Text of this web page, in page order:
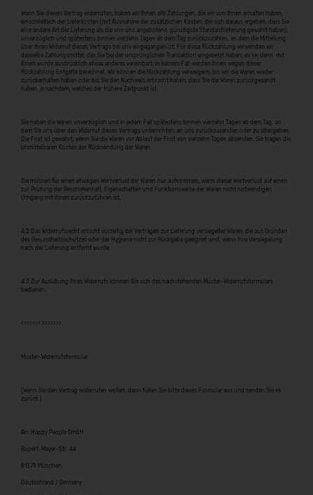
Wenn Sie diesen Vertrag widerrufen, haben wir Ihnen alle Zahlungen, die wir von Ihnen erhalten haben,
einschließlich der Lieferkosten (mit Ausnahme der zusätzlichen Kosten, die sich daraus ergeben, dass Sie
eine andere Art der Lieferung als die von uns angebotene, günstigste Standardlieferung gewählt haben),
unverzüglich und spätestens binnen vierzehn Tagen ab dem Tag zurückzuzahlen, an dem die Mitteilung
über Ihren Widerruf dieses Vertrags bei uns eingegangen ist. Für diese Rückzahlung verwenden wir
dasselbe Zahlungsmittel, das Sie bei der ursprünglichen Transaktion eingesetzt haben, es sei denn, mit
Ihnen wurde ausdrücklich etwas anderes vereinbart; in keinem Fall werden Ihnen wegen dieser
Rückzahlung Entgelte berechnet. Wir können die Rückzahlung verweigern, bis wir die Waren wieder
zurückerhalten haben oder bis Sie den Nachweis erbracht haben, dass Sie die Waren zurückgesandt
haben, je nachdem, welches der frühere Zeitpunkt ist.
Sie haben die Waren unverzüglich und in jedem Fall spätestens binnen vierzehn Tagen ab dem Tag, an
dem Sie uns über den Widerruf dieses Vertrags unterrichten, an uns zurückzusenden oder zu übergeben.
Die Frist ist gewahrt, wenn Sie die Waren vor Ablauf der Frist von vierzehn Tagen absenden. Sie tragen die
unmittelbaren Kosten der Rücksendung der Waren.
Sie müssen für einen etwaigen Wertverlust der Waren nur aufkommen, wenn dieser Wertverlust auf einen
zur Prüfung der Beschaffenheit, Eigenschaften und Funktionsweise der Waren nicht notwendigen
Umgang mit ihnen zurückzuführen ist.
4.2 Das Widerrufsrecht erlischt vorzeitig bei Verträgen zur Lieferung versiegelter Waren, die aus Gründen
des Gesundheitsschutzes oder der Hygiene nicht zur Rückgabe geeignet sind, wenn ihre Versiegelung
nach der Lieferung entfernt wurde.
4.3 Zur Ausübung Ihres Widerrufs können Sie sich des nachstehenden Muster-Widerrufsformulars
bedienen.
<<<<<<< >>>>>>>
Muster-Widerrufsformular
(Wenn Sie den Vertrag widerrufen wollen, dann füllen Sie bitte dieses Formular aus und senden Sie es
zurück.)
An: Happy People GmbH
Rupert-Mayer-Str. 44
81379 München
Deutschland / Germany